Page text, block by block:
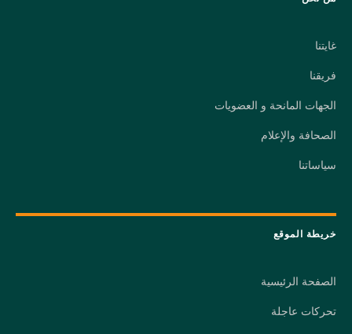
غايتنا
فريقنا
الجهات المانحة و العضويات
الصحافة والإعلام
سياساتنا
خريطة الموقع
الصفحة الرئيسية
تحركات عاجلة